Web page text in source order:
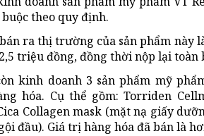
theo quy định.
ra thị trường của sản phẩm này
triệu đồng, đồng thời nộp lại toàn
kinh doanh 3 sản phẩm mỹ
hóa. Cụ thể gồm: Torriden
Collagen mask (mặt nạ giấy
đầu). Giá trị hàng hóa đã bán là